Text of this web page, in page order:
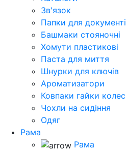
Зв'язок
Папки для
Башмаки стояночні
Хомути пластикові
Паста для миття
Шнурки для ключів
Ароматизатори
Ковпаки гайки
Чохли на сидіння
Одяг
Рама
Рама